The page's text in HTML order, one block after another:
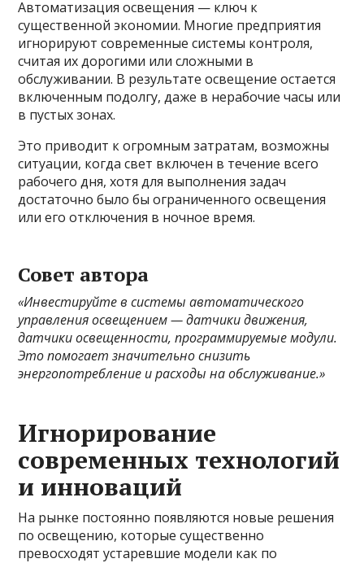
Автоматизация освещения — ключ к
существенной экономии. Многие предприятия
игнорируют современные системы контроля,
считая их дорогими или сложными в
обслуживании. В результате освещение остается
включенным подолгу, даже в нерабочие часы или
в пустых зонах.
Это приводит к огромным затратам, возможны
ситуации, когда свет включен в течение всего
рабочего дня, хотя для выполнения задач
достаточно было бы ограниченного освещения
или его отключения в ночное время.
Совет автора
«Инвестируйте в системы автоматического
управления освещением — датчики движения,
датчики освещенности, программируемые модули.
Это помогает значительно снизить
энергопотребление и расходы на обслуживание.»
Игнорирование
современных технологий
и инноваций
На рынке постоянно появляются новые решения
по освещению, которые существенно
превосходят устаревшие модели как по